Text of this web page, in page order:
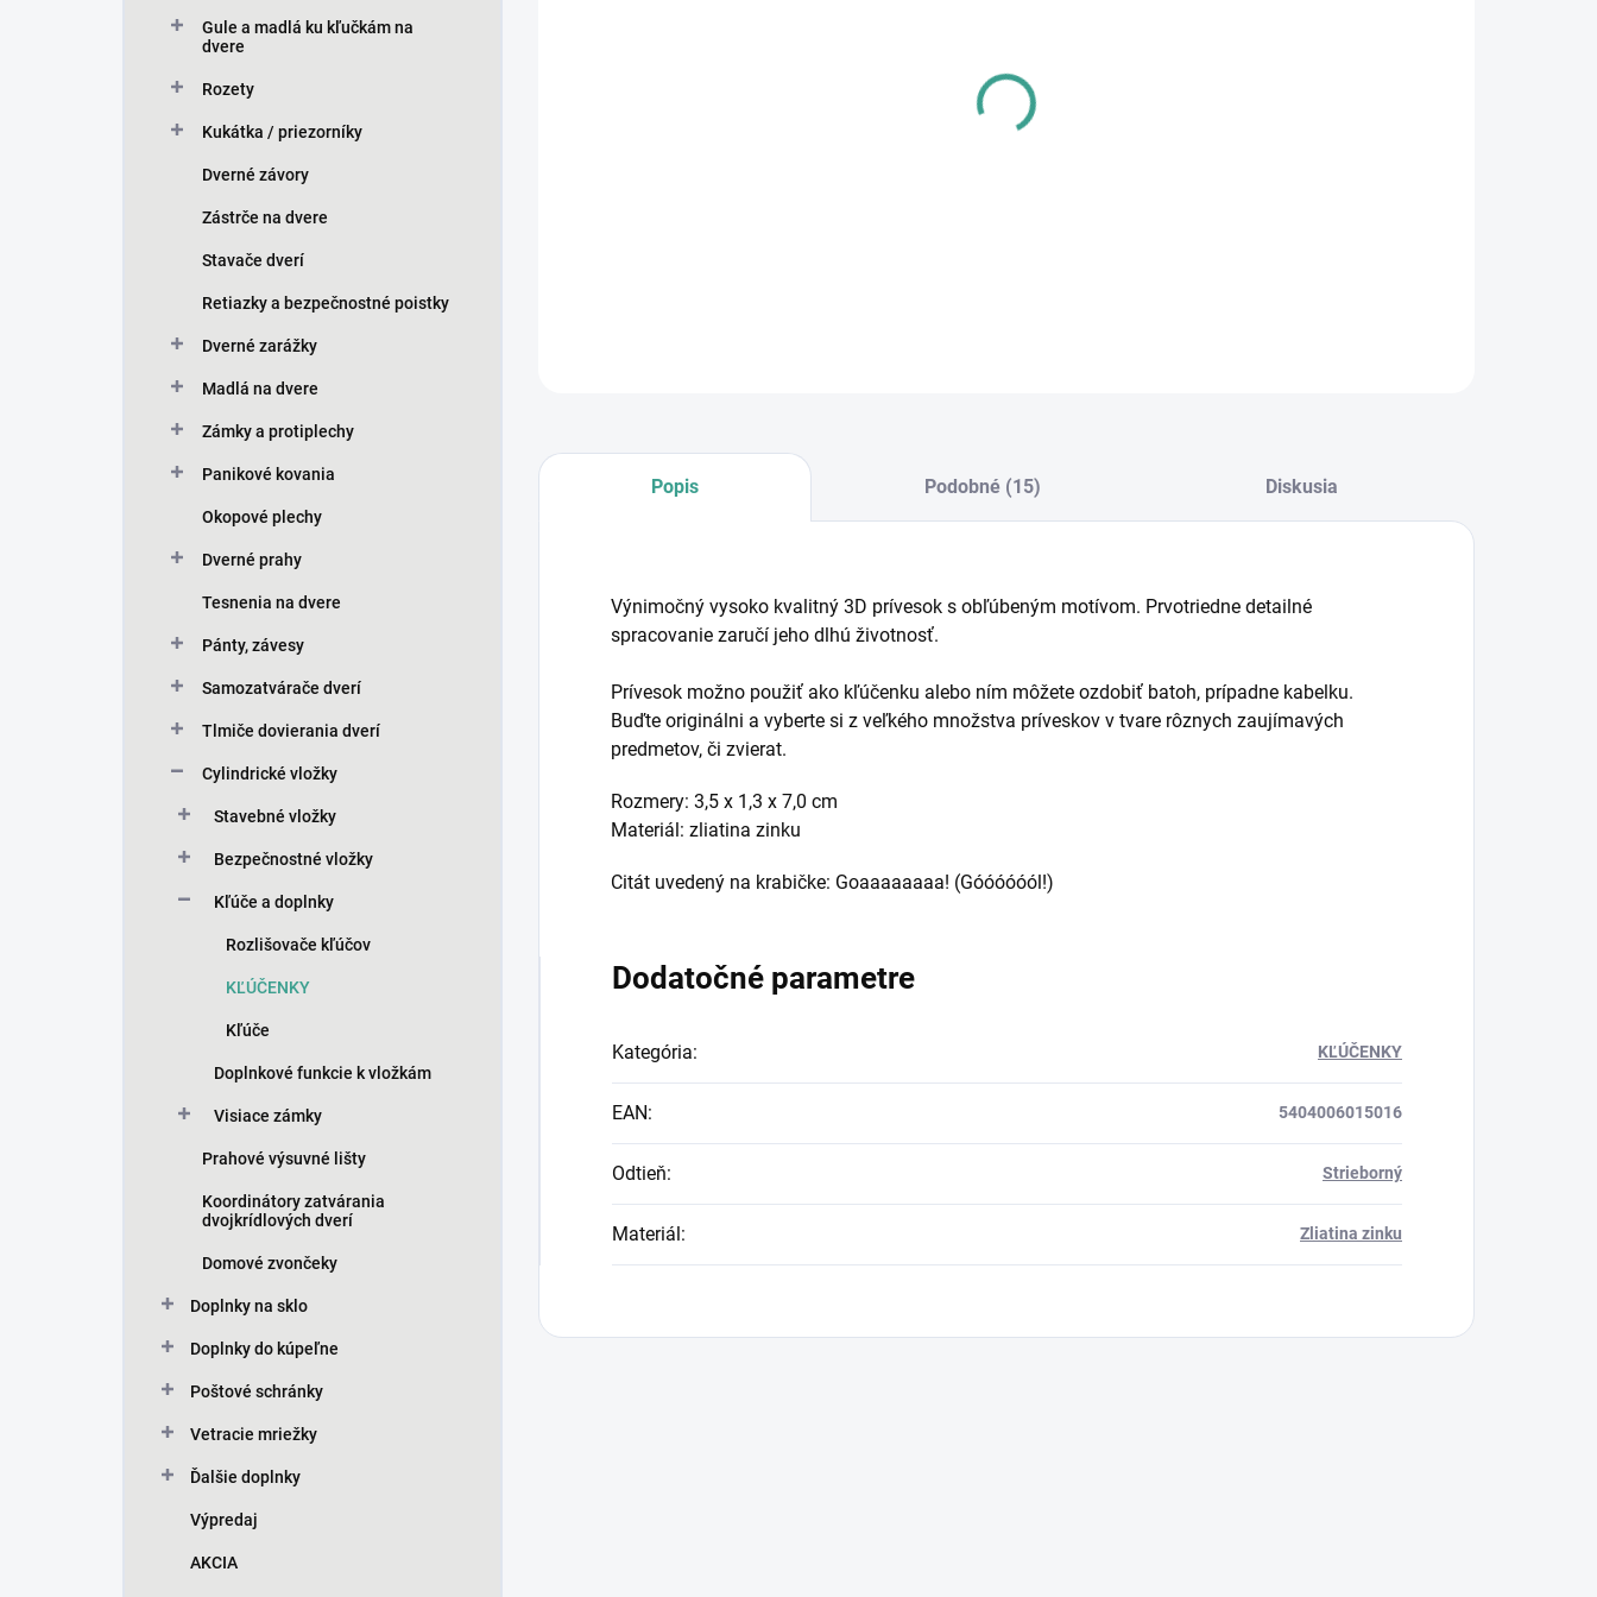
Gule a madlá ku kľučkám na
dvere
Rozety
Kukátka / priezorníky
Dverné závory
Zástrče na dvere
Stavače dverí
Retiazky a bezpečnostné poistky
Dverné zarážky
Madlá na dvere
Zámky a protiplechy
Panikové kovania
Okopové plechy
Dverné prahy
Tesnenia na dvere
Pánty, závesy
Samozatvárače dverí
Tlmiče dovierania dverí
Cylindrické vložky
Stavebné vložky
Bezpečnostné vložky
Kľúče a doplnky
Rozlišovače kľúčov
KĽÚČENKY
Kľúče
Doplnkové funkcie k vložkám
Visiace zámky
Prahové výsuvné lišty
Koordinátory zatvárania
dvojkrídlových dverí
Domové zvončeky
Doplnky na sklo
Doplnky do kúpeľne
Poštové schránky
Vetracie mriežky
Ďalšie doplnky
Výpredaj
AKCIA
Popis Podobné (15) Diskusia
Výnimočný vysoko kvalitný 3D prívesok s obľúbeným motívom. Prvotriedne detailné
spracovanie zaručí jeho dlhú životnosť.
Prívesok možno použiť ako kľúčenku alebo ním môžete ozdobiť batoh, prípadne kabelku.
Buďte originálni a vyberte si z veľkého množstva príveskov v tvare rôznych zaujímavých
predmetov, či zvierat.
Rozmery: 3,5 x 1,3 x 7,0 cm
Materiál: zliatina zinku
Citát uvedený na krabičke: Goaaaaaaaa! (Góóóóóól!)
Dodatočné parametre
Kategória: KĽÚČENKY
EAN: 5404006015016
Odtieň: Strieborný
Materiál: Zliatina zinku